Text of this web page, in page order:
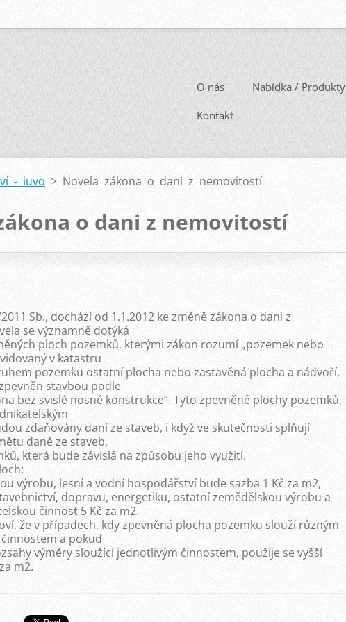
O nás Nabídka / Produkty
Kontakt
- iuvo > Novela zákona o dani z nemovitostí
o dani z nemovitostí
Sb., dochází od 1.1.2012 ke změně zákona o dani z
se významně dotýká
ploch pozemků, kterými zákon rozumí „pozemek nebo
v katastru
pozemku ostatní plocha nebo zastavěná plocha a nádvoří,
stavbou podle
bez svislé nosné konstrukce“. Tyto zpevněné plochy pozemků,
zdaňovány daní ze staveb, i když ve skutečnosti splňují
daně ze staveb,
která bude závislá na způsobu jeho využití.
výrobu, lesní a vodní hospodářství bude sazba 1 Kč za m2,
dopravu, energetiku, ostatní zemědělskou výrobu a
činnost 5 Kč za m2.
že v případech, kdy zpevněná plocha pozemku slouží různým
a pokud
výměry sloužící jednotlivým činnostem, použije se vyšší
m2.